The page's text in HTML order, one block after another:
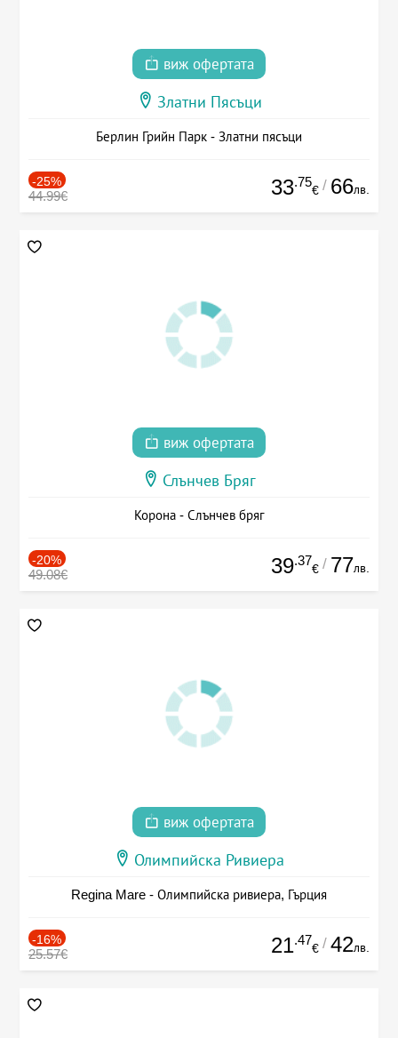
виж офертата
Златни Пясъци
Берлин Грийн Парк - Златни пясъци
-25%
44.99€ 33.75
€ / 66лв.
виж офертата
Слънчев Бряг
Корона - Слънчев бряг
-20%
49.08€ 39.37
€ / 77лв.
виж офертата
Олимпийска Ривиера
Regina Mare - Олимпийска ривиера, Гърция
-16%
25.57€ 21.47
€ / 42лв.